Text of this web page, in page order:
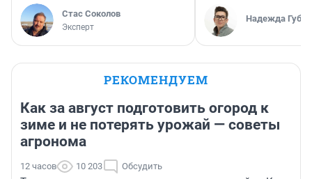
Стас Соколов
Эксперт
Надежда
РЕКОМЕНДУЕМ
Как за август подготовить огород к
зиме и не потерять урожай — советы
агронома
12 часов 10 203 Обсудить